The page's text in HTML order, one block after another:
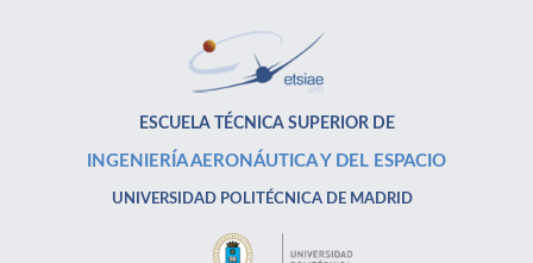
ESCUELA TÉCNICA SUPERIOR DE
INGENIERÍA AERONÁUTICA Y DEL ESPACIO
UNIVERSIDAD POLITÉCNICA DE MADRID